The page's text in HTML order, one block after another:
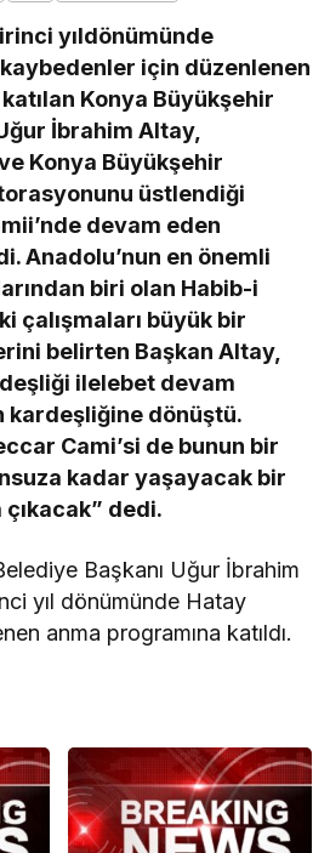
yıldönümünde
kaybedenler için düzenlenen
Konya Büyükşehir
İbrahim Altay,
Konya Büyükşehir
üstlendiği
devam eden
Anadolu’nun en önemli
biri olan Habib-i
çalışmaları büyük bir
belirten Başkan Altay,
ilelebet devam
kardeşliğine dönüştü.
Cami’si de bunun bir
kadar yaşayacak bir
dedi.
Başkanı Uğur İbrahim
yıl dönümünde Hatay
anma programına katıldı.